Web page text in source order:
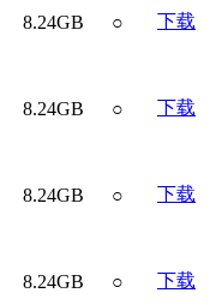
8.24GB ○ 下载
8.24GB ○ 下载
8.24GB ○ 下载
8.24GB ○ 下载